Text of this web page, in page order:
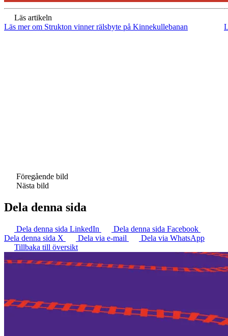
Läs artikeln
Läs mer om Strukton vinner rälsbyte på Kinnekullebanan
Föregående bild
Nästa bild
Dela denna sida
Dela denna sida LinkedIn
Dela denna sida Facebook
Dela denna sida X
Dela via e-mail
Dela via WhatsApp
Tillbaka till översikt